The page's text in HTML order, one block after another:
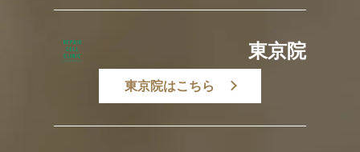
東京院
東京院はこちら